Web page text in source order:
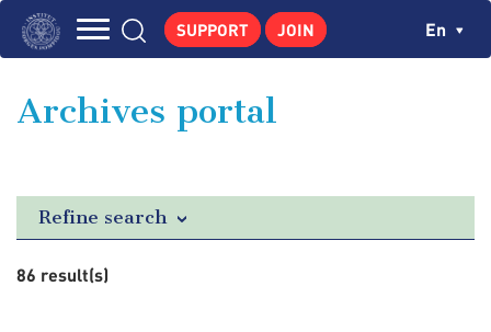
Skip
principale
GEORGES POMPIDOU
PUBLICATIONS
NEWS
SUPPORT JOIN En
Archives portal
Refine search
86 result(s)
Cookies management panel